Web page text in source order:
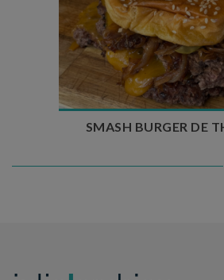
Temps de préparation :
Temps de cuisson : 5 à
Nombre de couverts :
SMASH BURGER DE